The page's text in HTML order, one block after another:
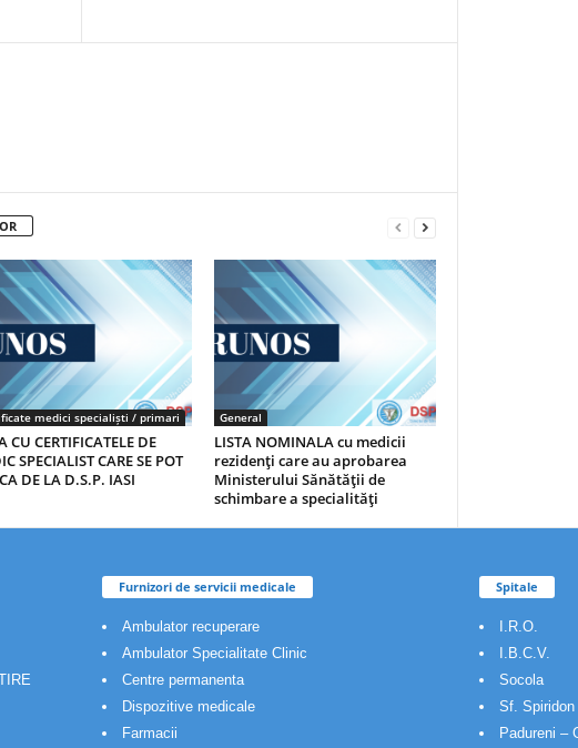
medici specialiști / primari
CU CERTIFICATELE DE
SPECIALIST CARE SE POT
DE LA D.S.P. IASI
General
LISTA NOMINALA cu medicii
rezidenţi care au aprobarea
Ministerului Sănătăţii de
schimbare a specialităţi
Furnizori de servicii medicale
Ambulator recuperare
Ambulator Specialitate Clinic
Centre permanenta
Dispozitive medicale
Farmacii
Spitale
I.R.O.
I.B.C.V.
Socola
Sf. Spiridon
Padureni –